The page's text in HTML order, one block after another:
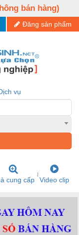
bán hàng)
Đăng sản phẩm
vụ
cung cấp Video clip